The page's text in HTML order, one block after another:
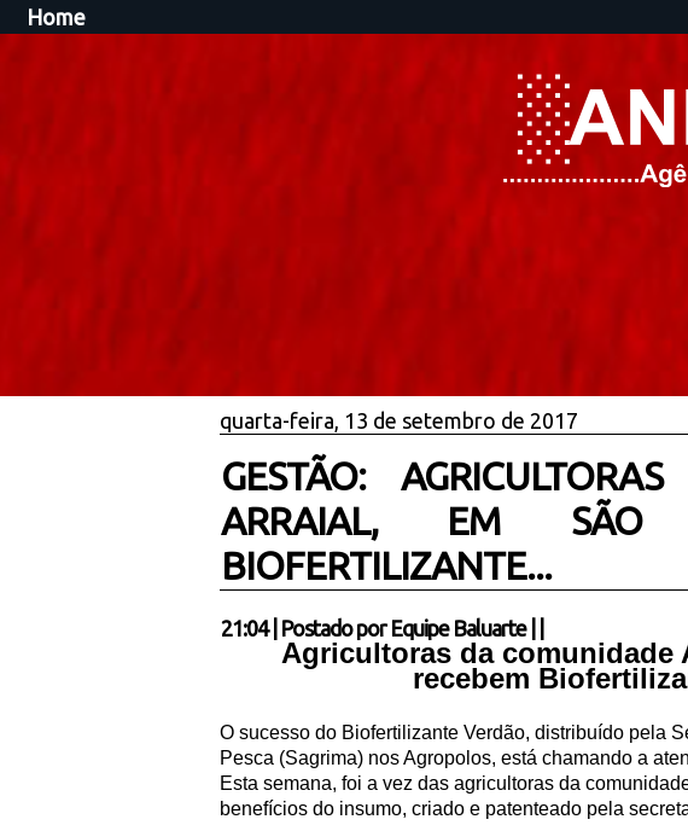
Home
quarta-feira, 13 de setembro de 2017
GESTÃO:
ARRAIAL, EM SÃO
BIOFERTILIZANTE...
21:04| Postado por Equipe Baluarte
Agricultoras da comunidade
recebem
O sucesso do Biofertilizante Verdão, distribuído pela
Pesca (Sagrima) nos Agropolos, está chamando a
Esta semana, foi a vez das agricultoras da
benefícios do insumo, criado e patenteado pela